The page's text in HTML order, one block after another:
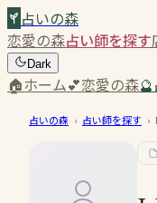
占いの森
恋愛の森占い師を探す
Dark
🏠ホーム💕恋愛の森🔮
占いの森 › 占い師を探す ›